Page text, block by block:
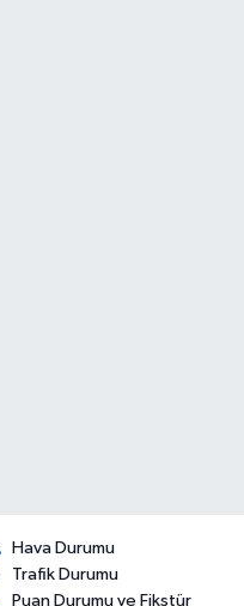
Hava Durumu
Trafik Durumu
Puan Durumu ve Fikstür